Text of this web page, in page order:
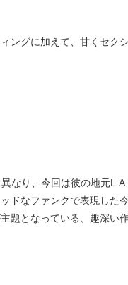
ングに加えて、甘くセク
なり、今回は彼の地元
ドなファンクで表現した
題となっている、趣深い作